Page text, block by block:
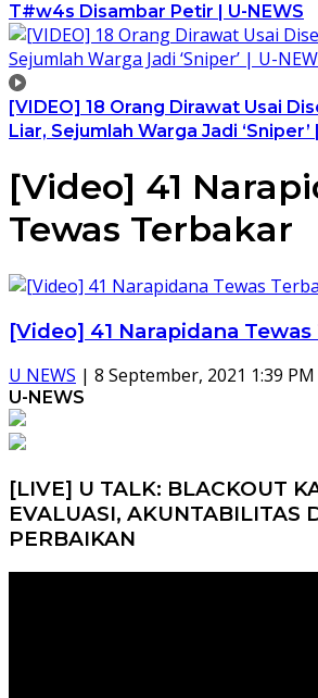
T#w4s Disambar Petir | U-NEWS
[VIDEO] 18 Orang Dirawat Usai
Liar, Sejumlah Warga Jadi ‘Sniper’
[Video] 41
Tewas Terbakar
[Video] 41 Narapidana
U NEWS | 8 September, 2021 1:39 PM
U-NEWS
[LIVE] U TALK: BLACKOUT
EVALUASI, AKUNTABILITAS
PERBAIKAN